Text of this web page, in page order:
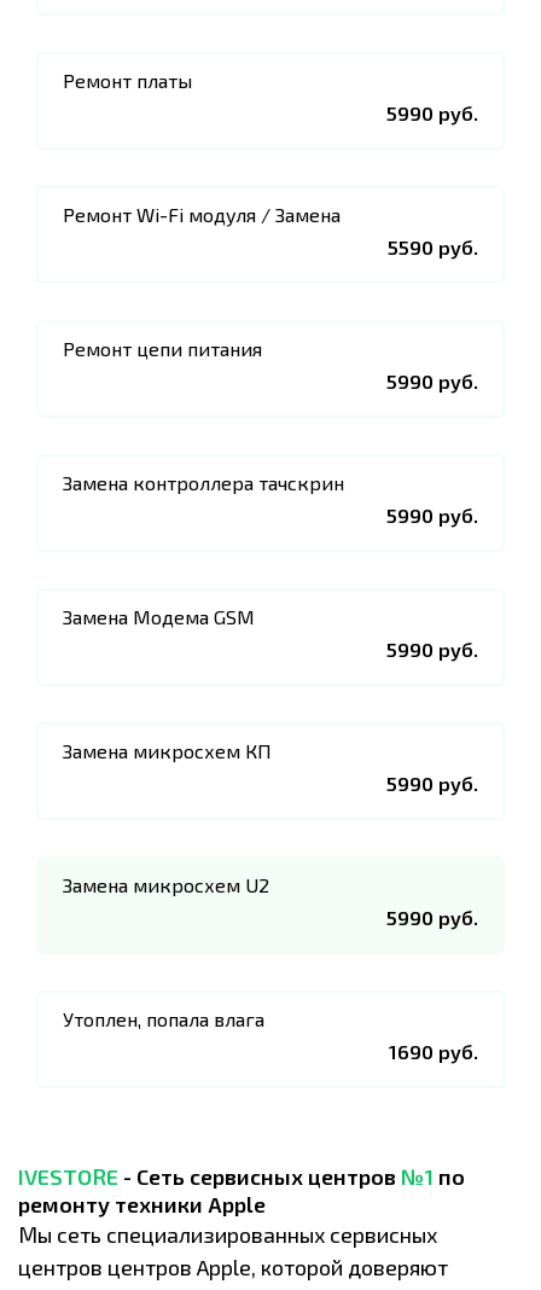
Ремонт платы
5990 руб.
Ремонт Wi-Fi модуля / Замена
5590 руб.
Ремонт цепи питания
5990 руб.
Замена контроллера тачскрин
5990 руб.
Замена Модема GSM
5990 руб.
Замена микросхем КП
5990 руб.
Замена микросхем U2
5990 руб.
Утоплен, попала влага
1690 руб.
IVESTORE - Сеть сервисных центров №1 по
ремонту техники Apple
Мы сеть специализированных сервисных
центров центров Apple, которой доверяют